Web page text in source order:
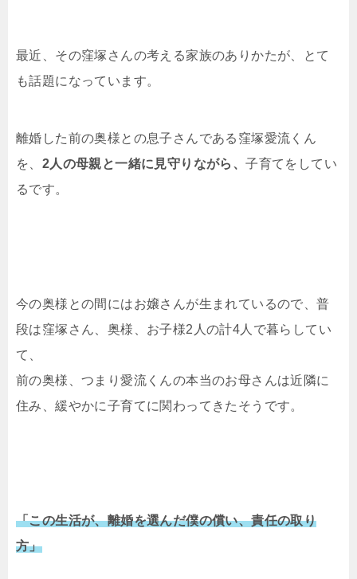
最近、その窪塚さんの考える家族のありかたが、とて
も話題になっています。
離婚した前の奥様との息子さんである窪塚愛流くん
を、 2人の母親と一緒に見守りながら、子育てをしてい
るです。
今の奥様との間にはお嬢さんが生まれているので、普
段は窪塚さん、奥様、お子様2人の計4人で暮らしてい
て、
前の奥様、つまり愛流くんの本当のお母さんは近隣に
住み、緩やかに子育てに関わってきたそうです。
「この生活が、離婚を選んだ僕の償い、責任の取り
方」